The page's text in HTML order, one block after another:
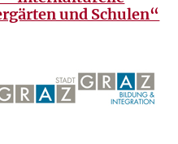
und Schulen“